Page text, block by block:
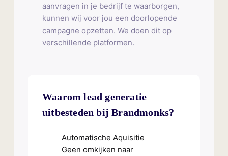
aanvragen in je bedrijf te waarborgen,
kunnen wij voor jou een doorlopende
campagne opzetten. We doen dit op
verschillende platformen.
Waarom lead generatie
uitbesteden bij Brandmonks?
Automatische Aquisitie
Geen omkijken naar